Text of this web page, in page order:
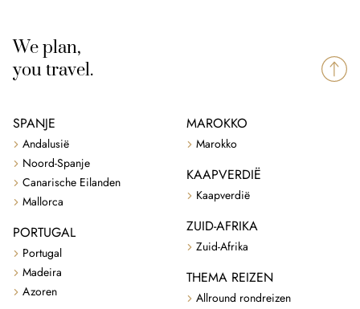
We plan,
you travel.
SPANJE
Andalusië
Noord-Spanje
Canarische Eilanden
Mallorca
PORTUGAL
Portugal
Madeira
Azoren
MAROKKO
Marokko
KAAPVERDIË
Kaapverdië
ZUID-AFRIKA
Zuid-Afrika
THEMA REIZEN
Allround rondreizen